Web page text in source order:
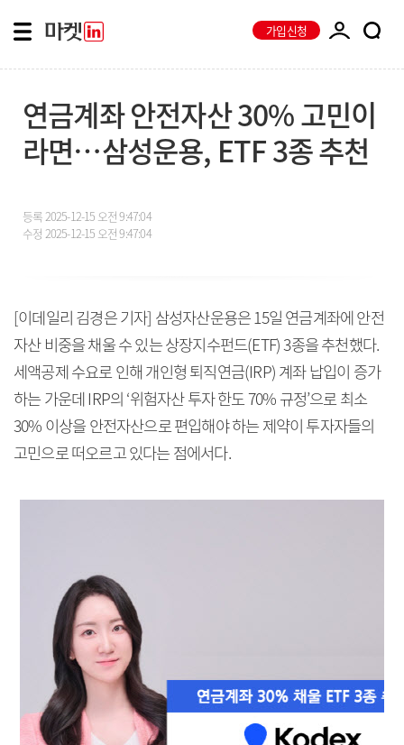
가입신청
연금계좌 안전자산 30% 고민이
라면…삼성운용, ETF 3종 추천
등록2025-12-15 오전 9:47:04
수정 2025-12-15 오전 9:47:04
[이데일리 김경은 기자] 삼성자산운용은 15일 연금계좌에 안전
자산 비중을 채울 수 있는 상장지수펀드(ETF) 3종을 추천했다.
세액공제 수요로 인해 개인형 퇴직연금(IRP) 계좌 납입이 증가
하는 가운데 IRP의 ‘위험자산 투자 한도 70% 규정’으로 최소
30% 이상을 안전자산으로 편입해야 하는 제약이 투자자들의
고민으로 떠오르고 있다는 점에서다.